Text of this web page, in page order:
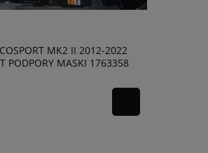
MK2 II 2012-2022
PODPORY MASKI 1763358